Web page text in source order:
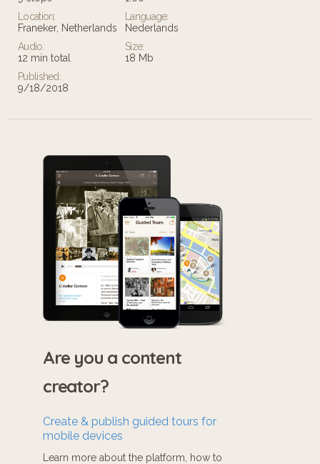
Location:
Franeker, Netherlands
Language:
Nederlands
Audio:
12 min total
Size:
18 Mb
Published:
9/18/2018
Are you a content
creator?
Create & publish guided tours for
mobile devices
Learn more about the platform, how to